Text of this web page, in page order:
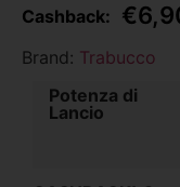
Cashback: €
Brand: Trabucco
Potenza di
Lancio